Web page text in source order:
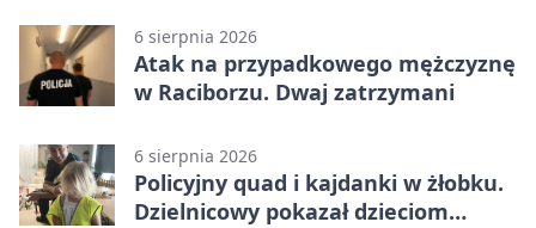
6 sierpnia 2026
Atak na przypadkowego mężczyznę
w Raciborzu. Dwaj zatrzymani
6 sierpnia 2026
Policyjny quad i kajdanki w żłobku.
Dzielnicowy pokazał dzieciom